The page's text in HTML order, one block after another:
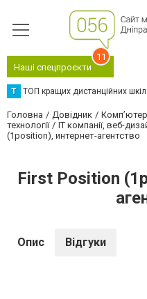
Наші спецпроєкти
11
Т ТОП кращих дистанційних шкіл
Головна Довідник
технології
IT компанії, веб-
(1position), интернет-агентство
First Position
Опис Відгуки